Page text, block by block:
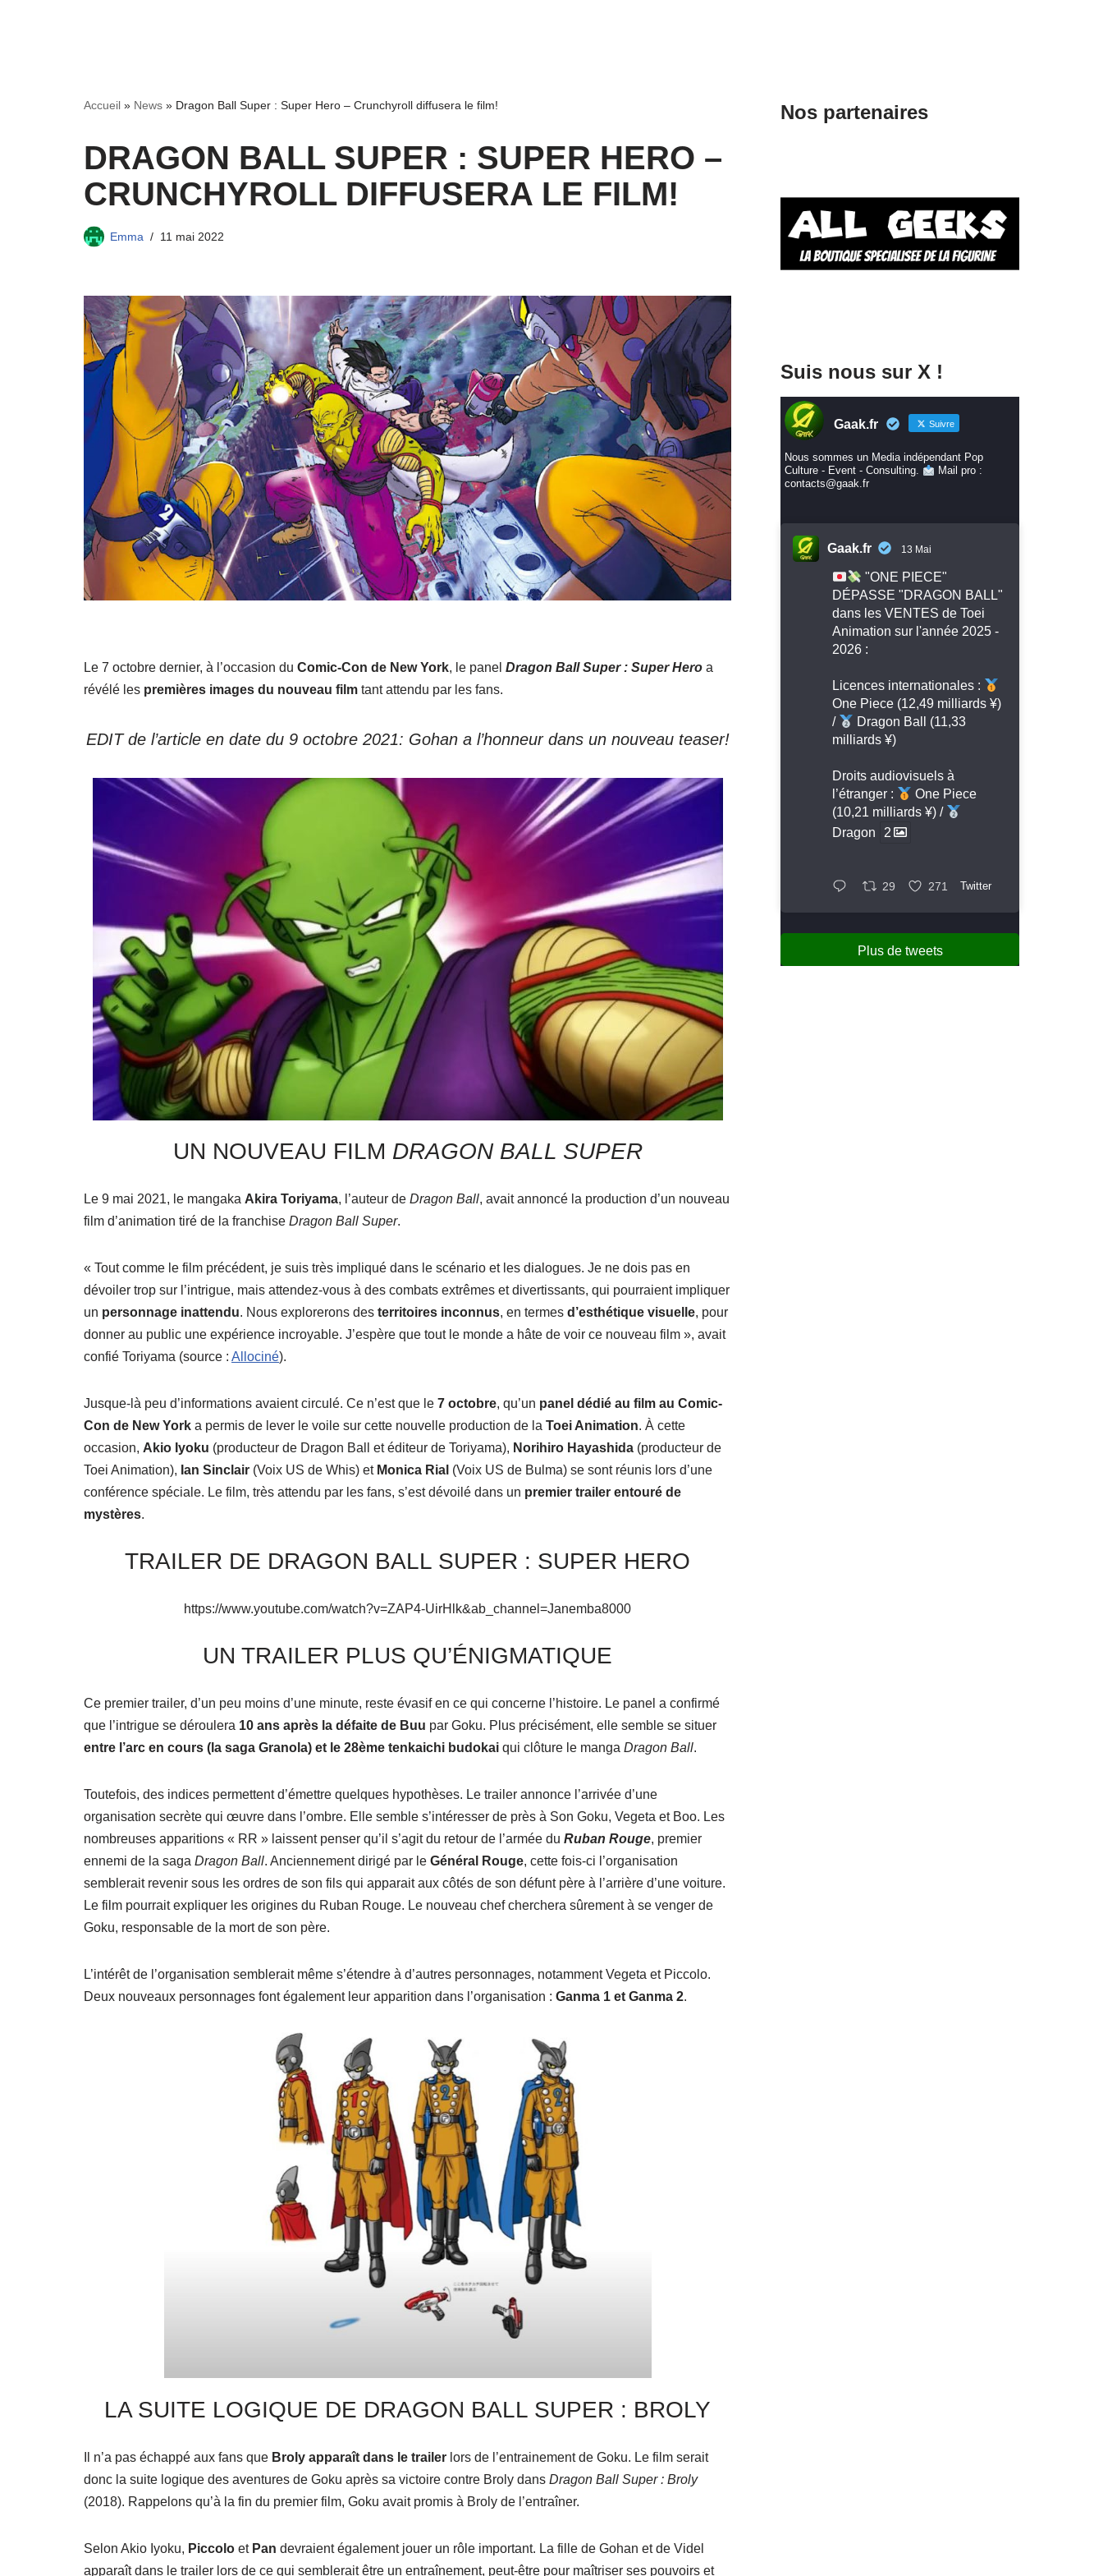
Accueil » News » Dragon Ball Super : Super Hero – Crunchyroll diffusera le film!
DRAGON BALL SUPER : SUPER HERO –
CRUNCHYROLL DIFFUSERA LE FILM!
Emma 11 mai 2022
Le 7 octobre dernier, à l’occasion du Comic-Con de New York, le panel Dragon Ball Super : Super Hero a
révélé les premières images du nouveau film tant attendu par les fans.
EDIT de l’article en date du 9 octobre 2021: Gohan a l’honneur dans un nouveau teaser!
UN NOUVEAU FILM DRAGON BALL SUPER
Le 9 mai 2021, le mangaka Akira Toriyama, l’auteur de Dragon Ball, avait annoncé la production d’un nouveau
film d’animation tiré de la franchise Dragon Ball Super.
« Tout comme le film précédent, je suis très impliqué dans le scénario et les dialogues. Je ne dois pas en
dévoiler trop sur l’intrigue, mais attendez-vous à des combats extrêmes et divertissants, qui pourraient impliquer
un personnage inattendu. Nous explorerons des territoires inconnus, en termes d’esthétique visuelle, pour
donner au public une expérience incroyable. J’espère que tout le monde a hâte de voir ce nouveau film », avait
confié Toriyama (source : Allociné).
Jusque-là peu d’informations avaient circulé. Ce n’est que le 7 octobre, qu’un panel dédié au film au Comic-
Con de New York a permis de lever le voile sur cette nouvelle production de la Toei Animation. À cette
occasion, Akio Iyoku (producteur de Dragon Ball et éditeur de Toriyama), Norihiro Hayashida (producteur de
Toei Animation), Ian Sinclair (Voix US de Whis) et Monica Rial (Voix US de Bulma) se sont réunis lors d’une
conférence spéciale. Le film, très attendu par les fans, s’est dévoilé dans un premier trailer entouré de
mystères.
TRAILER DE DRAGON BALL SUPER : SUPER HERO
https://www.youtube.com/watch?v=ZAP4-UirHlk&ab_channel=Janemba8000
UN TRAILER PLUS QU’ÉNIGMATIQUE
Ce premier trailer, d’un peu moins d’une minute, reste évasif en ce qui concerne l’histoire. Le panel a confirmé
que l’intrigue se déroulera 10 ans après la défaite de Buu par Goku. Plus précisément, elle semble se situer
entre l’arc en cours (la saga Granola) et le 28ème tenkaichi budokai qui clôture le manga Dragon Ball.
Toutefois, des indices permettent d’émettre quelques hypothèses. Le trailer annonce l’arrivée d’une
organisation secrète qui œuvre dans l’ombre. Elle semble s’intéresser de près à Son Goku, Vegeta et Boo. Les
nombreuses apparitions « RR » laissent penser qu’il s’agit du retour de l’armée du Ruban Rouge, premier
ennemi de la saga Dragon Ball. Anciennement dirigé par le Général Rouge, cette fois-ci l’organisation
semblerait revenir sous les ordres de son fils qui apparait aux côtés de son défunt père à l’arrière d’une voiture.
Le film pourrait expliquer les origines du Ruban Rouge. Le nouveau chef cherchera sûrement à se venger de
Goku, responsable de la mort de son père.
L’intérêt de l’organisation semblerait même s’étendre à d’autres personnages, notamment Vegeta et Piccolo.
Deux nouveaux personnages font également leur apparition dans l’organisation : Ganma 1 et Ganma 2.
LA SUITE LOGIQUE DE DRAGON BALL SUPER : BROLY
Il n’a pas échappé aux fans que Broly apparaît dans le trailer lors de l’entrainement de Goku. Le film serait
donc la suite logique des aventures de Goku après sa victoire contre Broly dans Dragon Ball Super : Broly
(2018). Rappelons qu’à la fin du premier film, Goku avait promis à Broly de l’entraîner.
Selon Akio Iyoku, Piccolo et Pan devraient également jouer un rôle important. La fille de Gohan et de Videl
apparaît dans le trailer lors de ce qui semblerait être un entraînement, peut-être pour maîtriser ses pouvoirs et
Nos partenaires
Suis nous sur X !
Gaak.fr Suivre
Nous sommes un Media indépendant Pop
Culture - Event - Consulting.
Mail pro :
contacts@gaak.fr
Gaak.fr 13 Mai
"ONE PIECE"
DÉPASSE "DRAGON BALL"
dans les VENTES de Toei
Animation sur l'année 2025 -
2026 :
Licences internationales :
One Piece (12,49 milliards ¥)
/
Dragon Ball (11,33
milliards ¥)
Droits audiovisuels à
l’étranger :
One Piece
(10,21 milliards ¥) /
Dragon
2
29 271 Twitter
Plus de tweets